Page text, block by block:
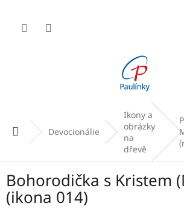
obsah
Domů Devocionálie
Ikony a
obrázky
na
dřevě
Bohorodička s Kristem
(ikona 014)